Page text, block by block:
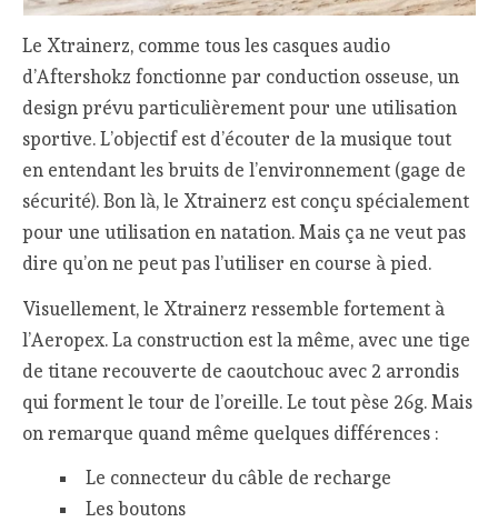
Le Xtrainerz, comme tous les casques audio
d’Aftershokz fonctionne par conduction osseuse, un
design prévu particulièrement pour une utilisation
sportive. L’objectif est d’écouter de la musique tout
en entendant les bruits de l’environnement (gage de
sécurité). Bon là, le Xtrainerz est conçu spécialement
pour une utilisation en natation. Mais ça ne veut pas
dire qu’on ne peut pas l’utiliser en course à pied.
Visuellement, le Xtrainerz ressemble fortement à
l’Aeropex. La construction est la même, avec une tige
de titane recouverte de caoutchouc avec 2 arrondis
qui forment le tour de l’oreille. Le tout pèse 26g. Mais
on remarque quand même quelques différences :
Le connecteur du câble de recharge
Les boutons